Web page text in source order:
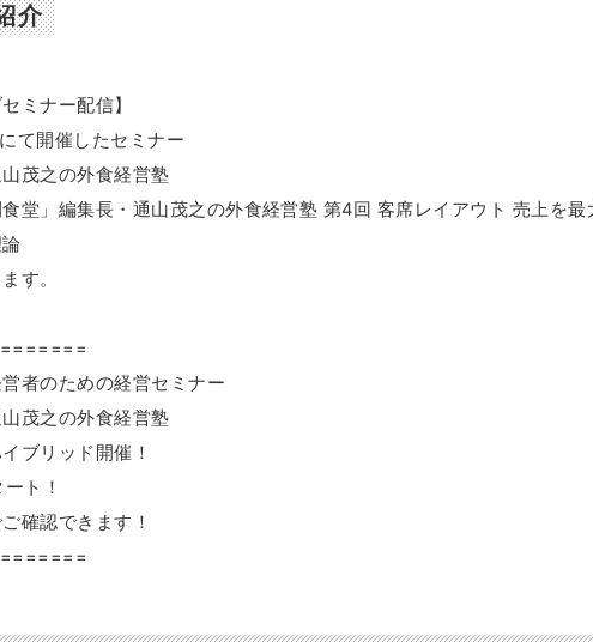
介
ミナー配信】
て開催したセミナー
山茂之の外食経営塾
食堂」編集長・通山茂之の外食経営塾 第4回 客席レイアウト 売上を最
す。
者のための経営セミナー
山茂之の外食経営塾
ブリッド開催！
ト！
確認できます！